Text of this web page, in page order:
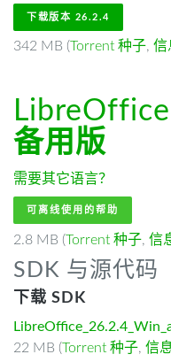
下载版本 26.2.4
342 MB (Torrent 种子, 信
备用版
需要其它语言？
可离线使用的帮助
2.8 MB (Torrent 种子, 信
SDK 与源代码
下载 SDK
22 MB (Torrent 种子, 信